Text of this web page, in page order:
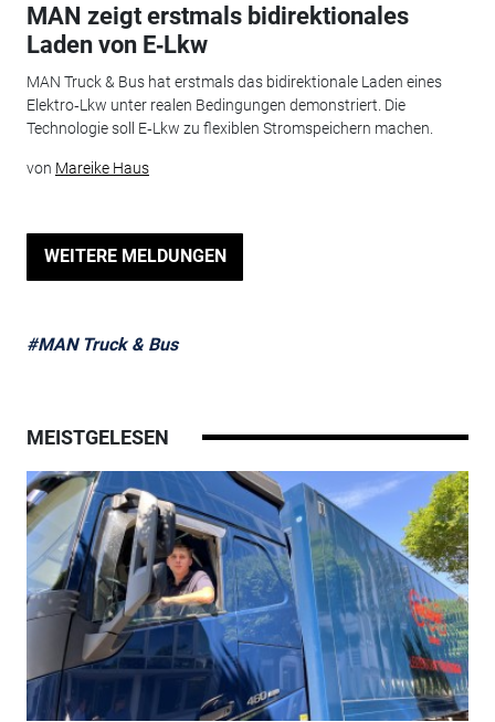
MAN zeigt erstmals bidirektionales
Laden von E‑Lkw
MAN Truck & Bus hat erstmals das bidirektionale Laden eines
Elektro‑Lkw unter realen Bedingungen demonstriert. Die
Technologie soll E‑Lkw zu flexiblen Stromspeichern machen.
von Mareike Haus
WEITERE MELDUNGEN
#MAN Truck & Bus
MEISTGELESEN